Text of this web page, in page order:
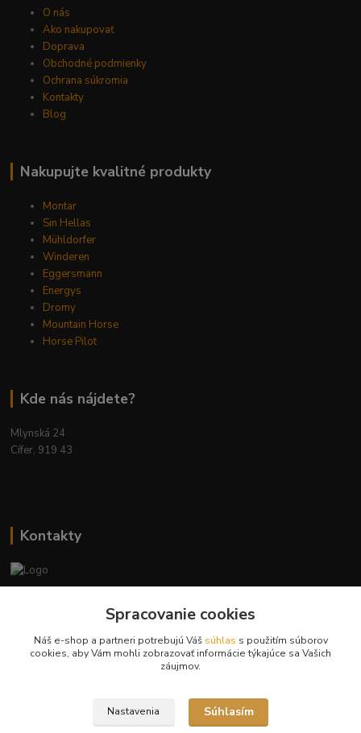
O nás
Ako nakupovať
Doprava
Obchodné podmienky
Ochrana súkromia
Kontakty
Blog
Nakupujte kvalitné produkty
Montar
Sin Hellas
Mühldorfer
Winderen
Eggersmann
Energys
Dromy
Mountain Horse
Horse Pilot
Kde nás nájdete?
Mlynská 24
Cífer, 919 43
Kontakty
+421 944 394 715
info@krmivamirima.sk
Spracovanie cookies
Náš e-shop a partneri potrebujú Váš súhlas s použitím súborov
cookies, aby Vám mohli zobrazovať informácie týkajúce sa Vašich
záujmov.
Nastavenia Súhlasím